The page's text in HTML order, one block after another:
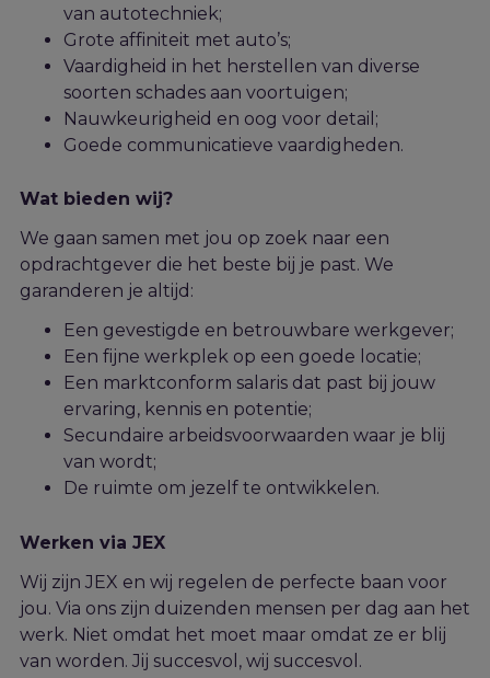
van autotechniek;
Grote affiniteit met auto’s;
Vaardigheid in het herstellen van diverse
soorten schades aan voortuigen;
Nauwkeurigheid en oog voor detail;
Goede communicatieve vaardigheden.
Wat bieden wij?
We gaan samen met jou op zoek naar een
opdrachtgever die het beste bij je past. We
garanderen je altijd:
Een gevestigde en betrouwbare werkgever;
Een fijne werkplek op een goede locatie;
Een marktconform salaris dat past bij jouw
ervaring, kennis en potentie;
Secundaire arbeidsvoorwaarden waar je blij
van wordt;
De ruimte om jezelf te ontwikkelen.
Werken via JEX
Wij zijn JEX en wij regelen de perfecte baan voor
jou. Via ons zijn duizenden mensen per dag aan het
werk. Niet omdat het moet maar omdat ze er blij
van worden. Jij succesvol, wij succesvol.